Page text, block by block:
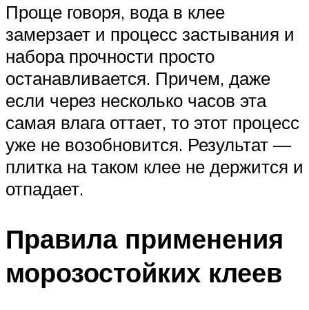
Проще говоря, вода в клее
замерзает и процесс застывания и
набора прочности просто
останавливается. Причем, даже
если через несколько часов эта
самая влага оттает, то этот процесс
уже не возобновится. Результат —
плитка на таком клее не держится и
отпадает.
Правила применения
морозостойких клеев